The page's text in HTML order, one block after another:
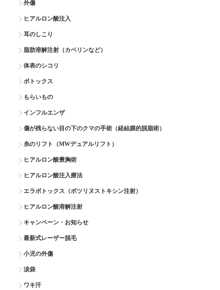
外傷
ヒアルロン酸注入
耳のしこり
脂肪溶解注射（カベリンなど）
体表のシコリ
ボトックス
もらいもの
インフルエンザ
傷が残らない目の下のクマの手術（経結膜的脱脂術）
糸のリフト（MWデュアルリフト）
ヒアルロン酸豊胸術
ヒアルロン酸注入療法
エラボトックス（ボツリヌストキシン注射）
ヒアルロン酸溶解注射
キャンペーン・お知らせ
最新式レーザー脱毛
小児の外傷
涙袋
ワキ汗